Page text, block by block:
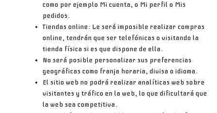
como por ejemplo Mi cuenta, o Mi perfil o Mis
pedidos.
Tiendas online: Le será imposible realizar compras
online, tendrán que ser telefónicas o visitando la
tienda física si es que dispone de ella.
No será posible personalizar sus preferencias
geográficas como franja horaria, divisa o idioma.
El sitio web no podrá realizar analíticas web sobre
visitantes y tráfico en la web, lo que dificultará que
la web sea competitiva.